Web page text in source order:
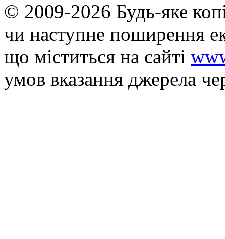
© 2009-2026 Будь-яке
чи наступне поширення
що мiститься на сайті
умов вказання джерела